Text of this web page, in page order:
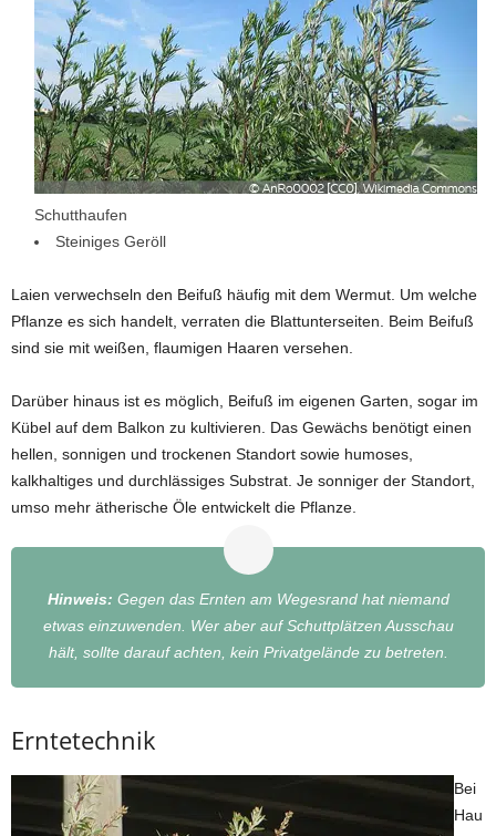
Schutthaufen
Steiniges Geröll
Laien verwechseln den Beifuß häufig mit dem Wermut. Um welche
Pflanze es sich handelt, verraten die Blattunterseiten. Beim Beifuß
sind sie mit weißen, flaumigen Haaren versehen.
Darüber hinaus ist es möglich, Beifuß im eigenen Garten, sogar im
Kübel auf dem Balkon zu kultivieren. Das Gewächs benötigt einen
hellen, sonnigen und trockenen Standort sowie humoses,
kalkhaltiges und durchlässiges Substrat. Je sonniger der Standort,
umso mehr ätherische Öle entwickelt die Pflanze.
Hinweis: Gegen das Ernten am Wegesrand hat niemand
etwas einzuwenden. Wer aber auf Schuttplätzen Ausschau
hält, sollte darauf achten, kein Privatgelände zu betreten.
Erntetechnik
Bei
Hau